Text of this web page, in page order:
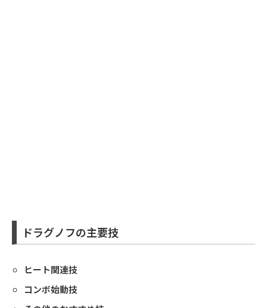
ドラグノフの主要技
ヒート関連技
コンボ始動技